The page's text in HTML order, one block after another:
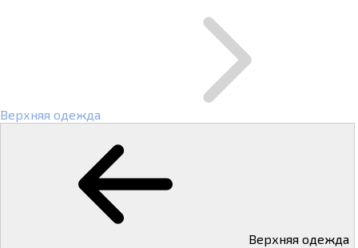
Верхняя одежда
Верхняя одежда